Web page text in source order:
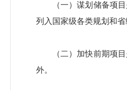
（一）谋划储备项
列入国家级各类规划和
（二）加快前期项
外。